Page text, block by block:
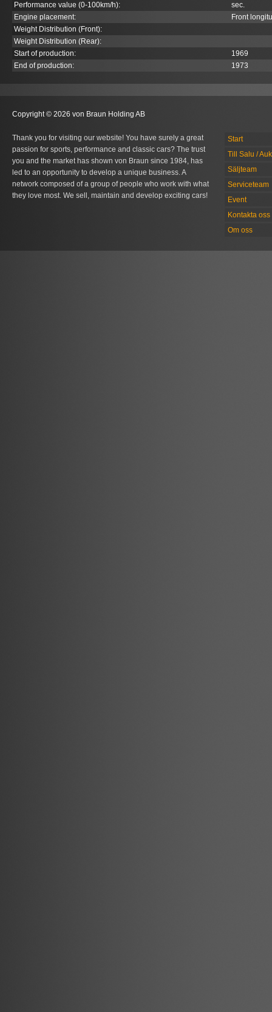
Performance value (0-100km/h):
sec.
Engine placement:
Front
Weight Distribution (Front):
Weight Distribution (Rear):
Start of production:
1969
End of production:
1973
Copyright © 2026 von Braun Holding AB
Thank you for visiting our website! You have surely a great
passion for sports, performance and classic cars? The trust
you and the market has shown von Braun since 1984, has
led to an opportunity to develop a unique business. A
network composed of a group of people who work with what
they love most. We sell, maintain and develop exciting cars!
Start
Till Salu /
Säljteam
Serviceteam
Event
Kontakta oss
Om oss